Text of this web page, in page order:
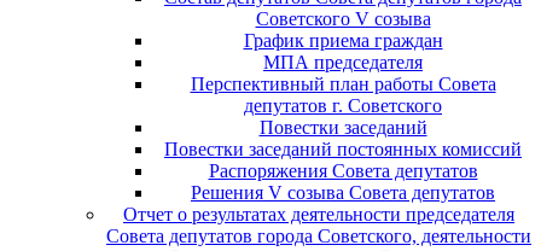
Советского V созыва
График приема граждан
МПА председателя
Перспективный план работы Совета
депутатов г. Советского
Повестки заседаний
Повестки заседаний постоянных комиссий
Распоряжения Совета депутатов
Решения V созыва Совета депутатов
Отчет о результатах деятельности председателя
Совета депутатов города Советского, деятельности